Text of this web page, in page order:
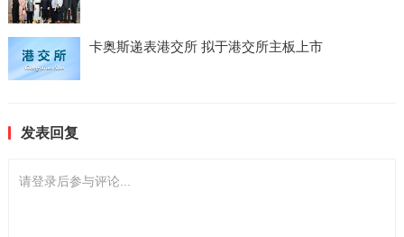
卡奥斯递表港交所 拟于港交所主板上市
发表回复
请登录后参与评论...